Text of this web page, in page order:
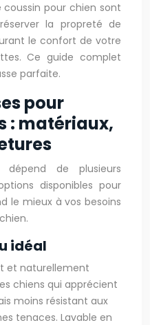
coussin pour chien sont
la propreté de
le confort de votre
Ce guide complet
parfaite.
pour
: matériaux,
dépend de plusieurs
disponibles pour
le mieux à vos besoins
idéal
et naturellement
chiens qui apprécient
moins résistant aux
tenaces. Lavable en